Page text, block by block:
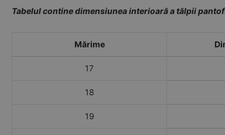
Tabelul contine dimensiunea interioară a tălpii
Mărime
17
18
19